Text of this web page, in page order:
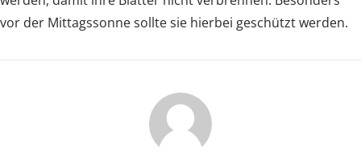
vor der Mittagssonne sollte sie hierbei geschützt werden.